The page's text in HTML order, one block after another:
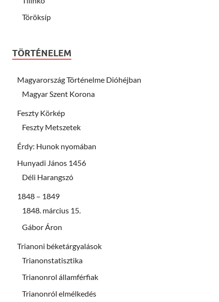
Töröksíp
TÖRTÉNELEM
Magyarország Történelme Dióhéjban
Magyar Szent Korona
Feszty Körkép
Feszty Metszetek
Érdy: Hunok nyomában
Hunyadi János 1456
Déli Harangszó
1848 – 1849
1848. március 15.
Gábor Áron
Trianoni béketárgyalások
Trianonstatisztika
Trianonrol államférfiak
Trianonról elmélkedés